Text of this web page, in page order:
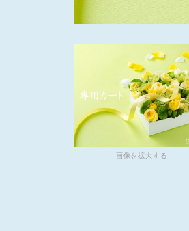
画像を拡大する